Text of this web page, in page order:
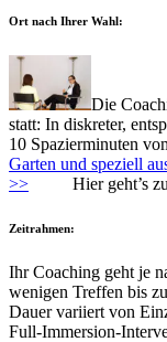
Ort nach Ihrer Wahl:
Die
statt: In diskreter,
10 Spazierminuten
Garten und speziell
>> Hier geht’s zu
Zeitrahmen:
Ihr Coaching geht je
wenigen Treffen bis
Dauer variiert von
Full-Immersion-